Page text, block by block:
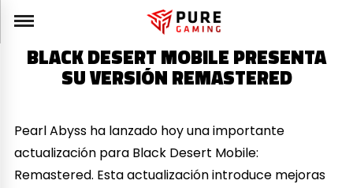
BLACK DESERT MOBILE PRESENTA
SU VERSIÓN REMASTERED
Pearl Abyss ha lanzado hoy una importante
actualización para Black Desert Mobile:
Remastered. Esta actualización introduce mejoras